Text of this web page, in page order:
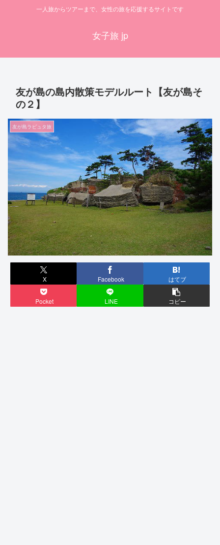
一人旅からツアーまで、女性の旅を応援するサイトです
女子旅 jp
友が島の島内散策モデルルート【友が島そ
の２】
友が島ラピュタ旅
X Facebook はてブ
Pocket LINE コピー